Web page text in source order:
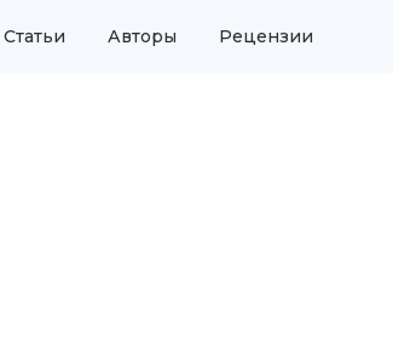
Статьи Авторы Рецензии